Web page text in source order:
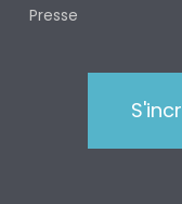
Presse